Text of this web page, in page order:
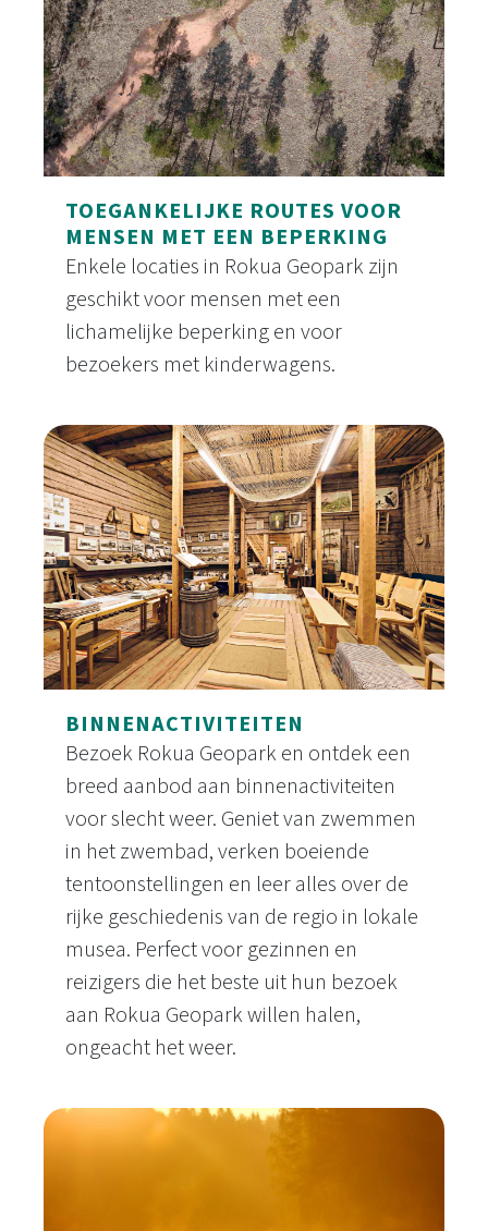
TOEGANKELIJKE ROUTES VOOR
MENSEN MET EEN BEPERKING
Enkele locaties in Rokua Geopark zijn
geschikt voor mensen met een
lichamelijke beperking en voor
bezoekers met kinderwagens.
Toegankelijke routes voor mensen met een
BINNENACTIVITEITEN
Bezoek Rokua Geopark en ontdek een
breed aanbod aan binnenactiviteiten
voor slecht weer. Geniet van zwemmen
in het zwembad, verken boeiende
tentoonstellingen en leer alles over de
rijke geschiedenis van de regio in lokale
musea. Perfect voor gezinnen en
reizigers die het beste uit hun bezoek
aan Rokua Geopark willen halen,
ongeacht het weer.
Binnenactiviteiten